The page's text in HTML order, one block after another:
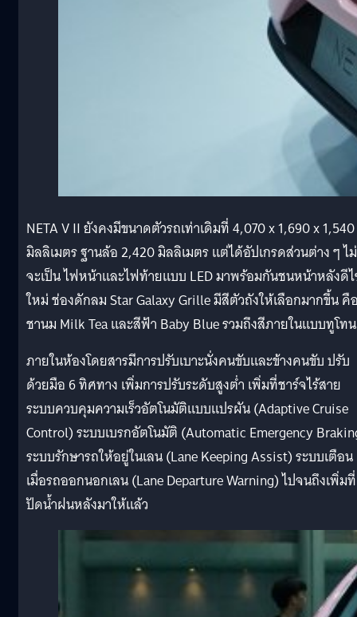
NETA V II ยังคงมีขนาดตัวรถเท่าเดิมที่ 4,070 x 1,690 x 1,540
มิลลิเมตร ฐานล้อ 2,420 มิลลิเมตร แต่ได้อัปเกรดส่วนต่าง ๆ ไ
จะเป็น ไฟหน้าและไฟท้ายแบบ LED มาพร้อมกันชนหน้าหลังดี
ใหม่ ช่องดักลม Star Galaxy Grille มีสีตัวถังให้เลือกมากขึ้น คื
ชานม Milk Tea และสีฟ้า Baby Blue รวมถึงสีภายในแบบทูโทน
ภายในห้องโดยสารมีการปรับเบาะนั่งคนขับและข้างคนขับ ปรับ
ด้วยมือ 6 ทิศทาง เพิ่มการปรับระดับสูงต่ำ เพิ่มที่ชาร์จไร้สาย
ระบบควบคุมความเร็วอัตโนมัติแบบแปรผัน (Adaptive Cruise
Control) ระบบเบรกอัตโนมัติ (Automatic Emergency
ระบบรักษารถให้อยู่ในเลน (Lane Keeping Assist) ระบบเตือน
เมื่อรถออกนอกเลน (Lane Departure Warning) ไปจนถึงเพิ่มที่
ปัดน้ำฝนหลังมาให้แล้ว